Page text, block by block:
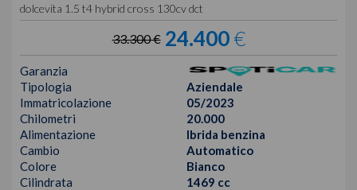
dolcevita 1.5 t4 hybrid cross 130cv dct
33.300 € 24.400€
Garanzia
Tipologia
Aziendale
Immatricolazione
05/2023
Chilometri
20.000
Alimentazione
Ibrida benzina
Cambio
Automatico
Colore
Bianco
Cilindrata
1469 cc